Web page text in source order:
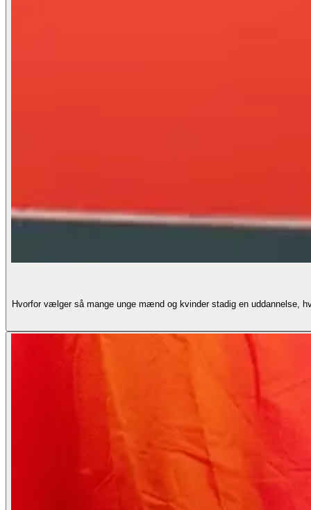
Hvorfor vælger så mange unge mænd og kvinder stadig en uddannelse,